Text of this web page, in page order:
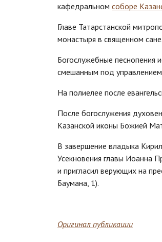
кафедральном соборе
Главе Татарстанской
монастыря в священном сане.
Богослужебные песнопения
смешанным под
На полиелее после
После богослужения
Казанской иконы Божией
В завершение владыка
Усекновения главы Иоанна
и пригласил верующих на
Баумана, 1).
Оригинал публикации